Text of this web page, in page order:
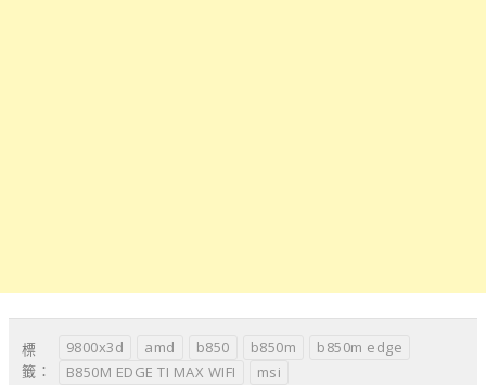
標
籤：
9800x3d amd b850 b850m
b850m edge
B850M EDGE TI MAX WIFI
msi